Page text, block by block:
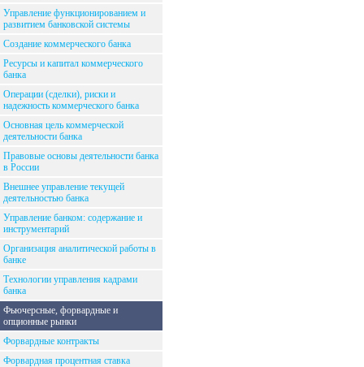
Управление функционированием и
развитием банковской системы
Создание коммерческого банка
Ресурсы и капитал коммерческого
банка
Операции (сделки), риски и
надежность коммерческого банка
Основная цель коммерческой
деятельности банка
Правовые основы деятельности банка
в России
Внешнее управление текущей
деятельностью банка
Управление банком: содержание и
инструментарий
Организация аналитической работы в
банке
Технологии управления кадрами
банка
Фьючерсные, форвардные и
опционные рынки
Форвардные контракты
Форвардная процентная ставка